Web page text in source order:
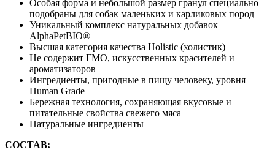
Особая форма и небольшой размер гранул специально
подобраны для собак маленьких и карликовых пород
Уникальный комплекс натуральных добавок
AlphaPetBIO®
Высшая категория качества Holistiс (холистик)
Не содержит ГМО, искусственных красителей и
ароматизаторов
Ингредиенты, пригодные в пищу человеку, уровня
Human Grade
Бережная технология, сохраняющая вкусовые и
питательные свойства свежего мяса
Натуральные ингредиенты
СОСТАВ: